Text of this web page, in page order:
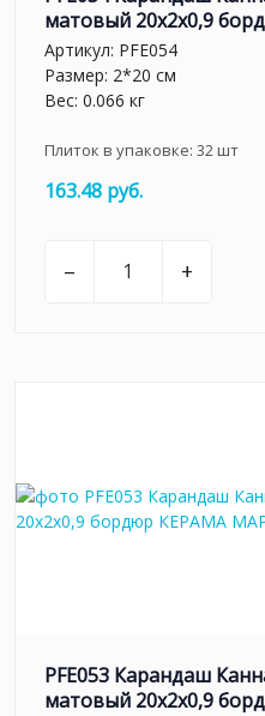
матовый 20x2x0,9
Артикул: PFE054
Размер: 2*20 см
Вес: 0.066 кг
Плиток в упаковке: 32шт
163.48 руб.
– +
PFE053 Карандаш
матовый 20x2x0,9